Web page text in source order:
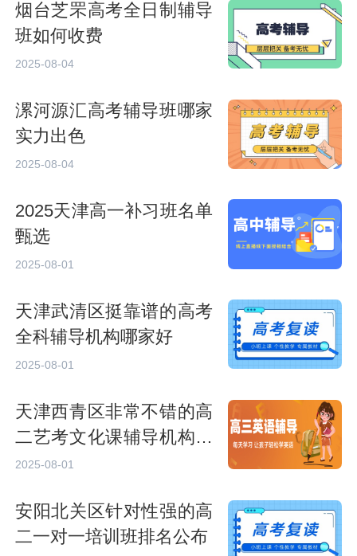
烟台芝罘高考全日制辅导
班如何收费
2025-08-04
漯河源汇高考辅导班哪家
实力出色
2025-08-04
2025天津高一补习班名单
甄选
2025-08-01
天津武清区挺靠谱的高考
全科辅导机构哪家好
2025-08-01
天津西青区非常不错的高
二艺考文化课辅导机构名
单
2025-08-01
安阳北关区针对性强的高
二一对一培训班排名公布